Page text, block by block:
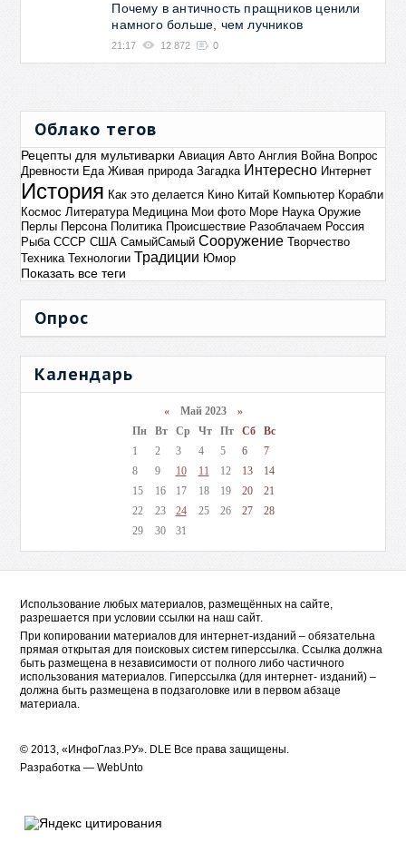
Почему в античность пращников ценили
намного больше, чем лучников
21:17 12 872 0
Облако тегов
Рецепты для мультиварки Авиация Авто Англия Война Вопрос
Древности Еда Живая природа Загадка Интересно Интернет
История Как это делается Кино Китай Компьютер Корабли
Космос Литература Медицина Мои фото Море Наука Оружие
Перлы Персона Политика Происшествие Разоблачаем Россия
Рыба СССР США СамыйСамый Сооружение Творчество
Техника Технологии Традиции Юмор
Показать все теги
Опрос
Календарь
« Май 2023 »
Пн
Вт Ср Чт Пт Сб
Вс
1
2 3 4 5 6
7
8
9 10 11 12 13
14
15
16 17 18 19 20
21
22
23 24 25 26 27
28
29
30 31
Использование любых материалов, размещённых на сайте,
разрешается при условии ссылки на наш сайт.
При копировании материалов для интернет-изданий – обязательна
прямая открытая для поисковых систем гиперссылка. Ссылка должна
быть размещена в независимости от полного либо частичного
использования материалов. Гиперссылка (для интернет- изданий) –
должна быть размещена в подзаголовке или в первом абзаце
материала.
© 2013, «ИнфоГлаз.РУ». DLE Все права защищены.
Разработка —WebUnto